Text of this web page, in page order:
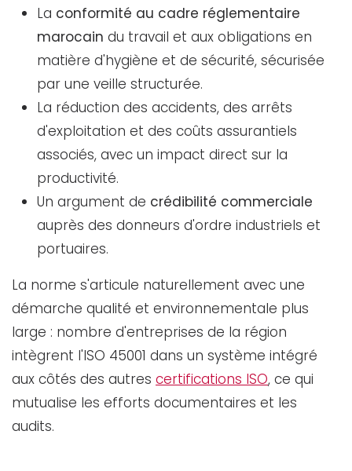
La conformité au cadre réglementaire
marocain du travail et aux obligations en
matière d'hygiène et de sécurité, sécurisée
par une veille structurée.
La réduction des accidents, des arrêts
d'exploitation et des coûts assurantiels
associés, avec un impact direct sur la
productivité.
Un argument de crédibilité commerciale
auprès des donneurs d'ordre industriels et
portuaires.
La norme s'articule naturellement avec une
démarche qualité et environnementale plus
large : nombre d'entreprises de la région
intègrent l'ISO 45001 dans un système intégré
aux côtés des autres certifications ISO, ce qui
mutualise les efforts documentaires et les
audits.